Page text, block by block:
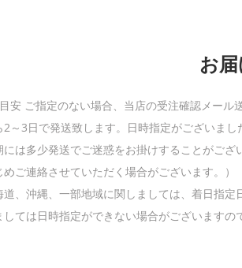
お
安 ご指定のない場合、当店の受注確認メール
～3日で発送致します。日時指定がございまし
には多少発送でご迷惑をお掛けすることがご
ご連絡させていただく場合がございます。）
、沖縄、一部地域に関しましては、着日指定
ては日時指定ができない場合がございますの